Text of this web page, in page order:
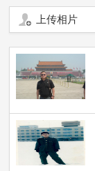
上传相片